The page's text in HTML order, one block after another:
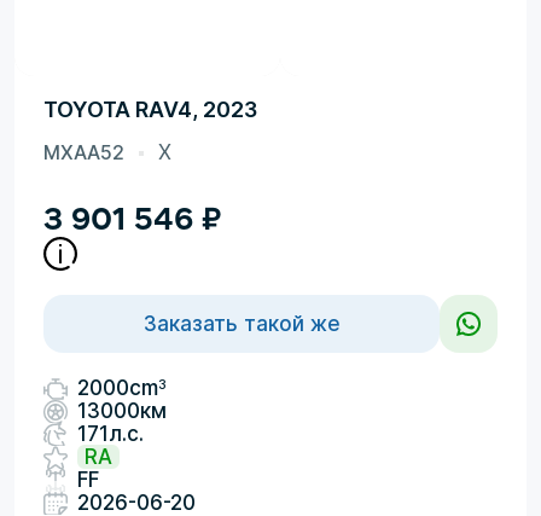
TOYOTA RAV4, 2023
MXAA52 X
3 901 546 ₽
Заказать такой же
2000cm3
13000км
171л.с.
RA
FF
2026-06-20